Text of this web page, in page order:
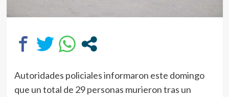
Autoridades policiales informaron este domingo
que un total de 29 personas murieron tras un